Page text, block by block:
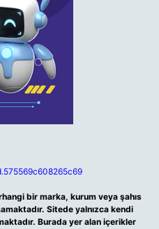
bir marka, kurum veya şahıs
Sitede yalnızca kendi
Burada yer alan içerikler